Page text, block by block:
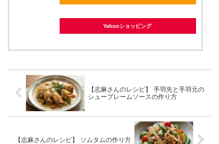
Yahooショッピング
【志麻さんのレシピ】 手羽先と手羽元の
シュープレームソースの作り方
【志麻さんのレシピ】 ソムタムの作り方